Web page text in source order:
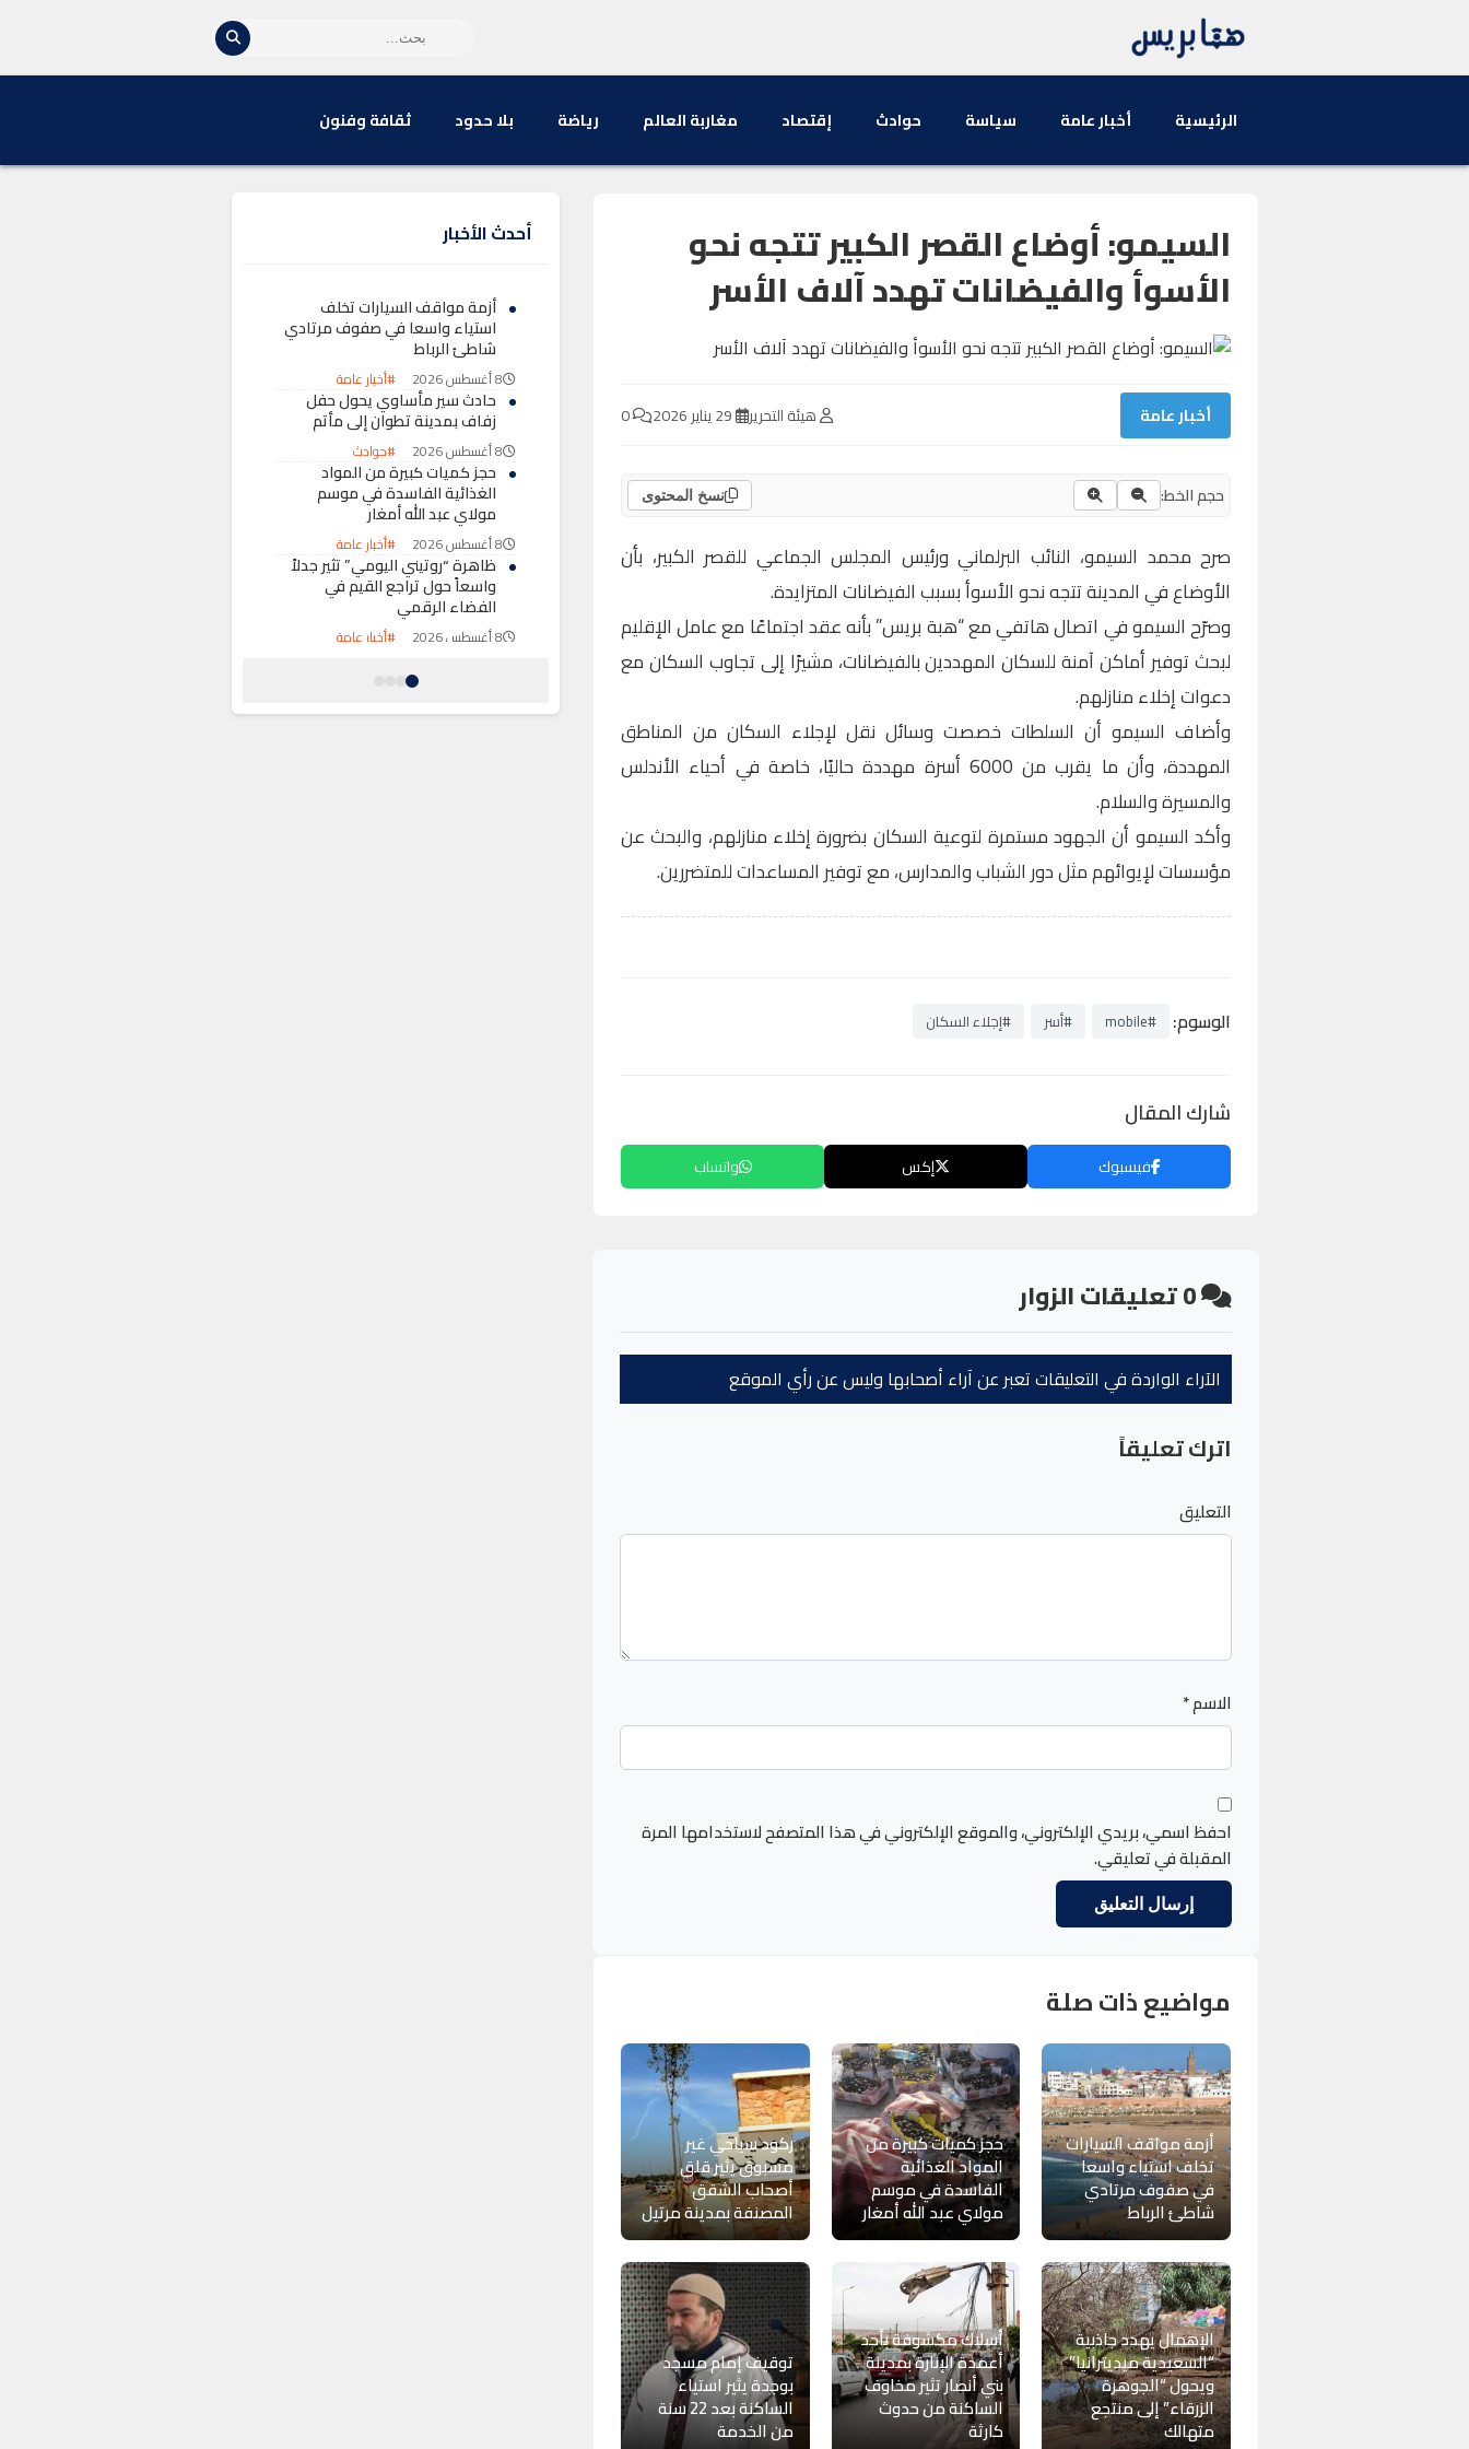
الرئيسية أخبار عامة سياسة حوادث إقتصاد مغاربة العالم رياضة بلا حدود ثقافة وفنون
السيمو: أوضاع القصر الكبير تتجه نحو
الأسوأ والفيضانات تهدد آلاف الأسر
أخبار عامة هيئة التحرير
حجم الخط: نسخ المحتوى
صرح محمد السيمو، النائب البرلماني ورئيس المجلس الجماعي للقصر الكبير، بأن
الأوضاع في المدينة تتجه نحو الأسوأ بسبب الفيضانات المتزايدة.
وصرّح السيمو في اتصال هاتفي مع “هبة بريس” بأنه عقد اجتماعًا مع عامل الإقليم
لبحث توفير أماكن آمنة للسكان المهددين بالفيضانات، مشيرًا إلى تجاوب السكان مع
دعوات إخلاء منازلهم.
وأضاف السيمو أن السلطات خصصت وسائل نقل لإجلاء السكان من المناطق
المهددة، وأن ما يقرب من 6000 أسرة مهددة حاليًا، خاصة في أحياء الأندلس
والمسيرة والسلام.
وأكد السيمو أن الجهود مستمرة لتوعية السكان بضرورة إخلاء منازلهم، والبحث عن
مؤسسات لإيوائهم مثل دور الشباب والمدارس، مع توفير المساعدات للمتضررين.
الوسوم: #mobile #أسر #إجلاء السكان
شارك المقال
فيسبوك إكس واتساب
0تعليقات الزوار
الآراء الواردة في التعليقات تعبر عن آراء أصحابها وليس عن رأي الموقع
اترك تعليقاً
التعليق
الاسم*
احفظ اسمي، بريدي الإلكتروني، والموقع الإلكتروني في هذا المتصفح لاستخدامها المرة
المقبلة في تعليقي.
مواضيع ذات صلة
أزمة مواقف السيارات
تخلف استياء واسعا
في صفوف مرتادي
شاطئ الرباط
حجز كميات كبيرة من
المواد الغذائية
الفاسدة في موسم
مولاي عبد الله أمغار
ركود سياحي غير
مسبوق يثير قلق
أصحاب الشقق
المصنفة بمدينة مرتيل
الإهمال يهدد جاذبية
“السعيدية ميديترانيا”
ويحول “الجوهرة
الزرقاء” إلى منتجع
متهالك
أسلاك مكشوفة بأحد
أعمدة الإنارة بمدينة
بني أنصار تثير مخاوف
الساكنة من حدوث
كارثة
توقيف إمام مسجد
بوجدة يثير استياء
الساكنة بعد 22 سنة
من الخدمة
أحدث الأخبار
أزمة مواقف السيارات تخلف
استياء واسعا في صفوف مرتادي
شاطئ الرباط
8 أغسطس 2026 #أخبار عامة
حادث سير مأساوي يحول حفل
زفاف بمدينة تطوان إلى مأتم
8 أغسطس 2026 #حوادث
حجز كميات كبيرة من المواد
الغذائية الفاسدة في موسم
مولاي عبد الله أمغار
8 أغسطس 2026 #أخبار عامة
ظاهرة “روتيني اليومي” تثير جدلاً
واسعاً حول تراجع القيم في
الفضاء الرقمي
8 أغسطس 2026 #أخبار عامة
تهريب 7 أطنان من مخدر الشيرا